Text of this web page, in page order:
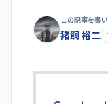
この記事を書
猪飼 裕二